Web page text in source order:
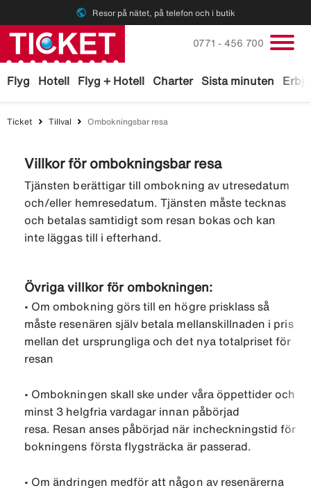
public Resor på nätet, på telefon och i butik
Flyg Hotell Flyg + Hotell Charter Sista minuten
Ring oss på
0771 - 456 700
Ticket Tillval Ombokningsbar resa
Villkor för ombokningsbar resa
Tjänsten berättigar till ombokning av utresedatum
och/eller hemresedatum. Tjänsten måste tecknas
och betalas samtidigt som resan bokas och kan
inte läggas till i efterhand.
Övriga villkor för ombokningen:
• Om ombokning görs till en högre prisklass så
måste resenären själv betala mellanskillnaden i pris
mellan det ursprungliga och det nya totalpriset för
resan
• Ombokningen skall ske under våra öppettider och
minst 3 helgfria vardagar innan påbörjad
resa. Resan anses påbörjad när incheckningstid för
bokningens första flygsträcka är passerad.
• Om ändringen medför att någon av resenärerna